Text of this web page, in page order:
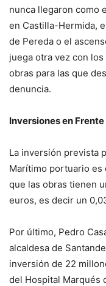
nunca llegaron como
en Castilla-Hermida,
de Pereda o el
juega otra vez con
obras para las que
denuncia.
Inversiones en
La inversión prevista
Marítimo portuario es
que las obras tienen
euros, es decir un
Por último, Pedro
alcaldesa de
inversión de 22
del Hospital Marqués